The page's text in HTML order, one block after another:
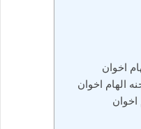
اخوان
الهام اخوان
اخوان